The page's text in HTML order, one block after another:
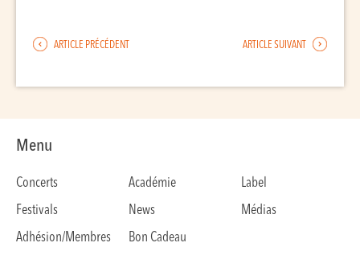
ARTICLE PRÉCÉDENT ARTICLE SUIVANT
Menu
Concerts Académie
Label
Festivals
News
Médias
Adhésion/Membres
Bon Cadeau